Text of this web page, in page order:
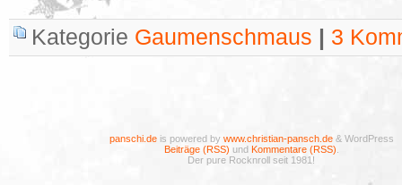
Kategorie Gaumenschmaus 3
panschi.deis powered by www.christian-pansch.de& WordPress
Beiträge (RSS) und Kommentare (RSS)
Der pure Rocknroll seit 1981!